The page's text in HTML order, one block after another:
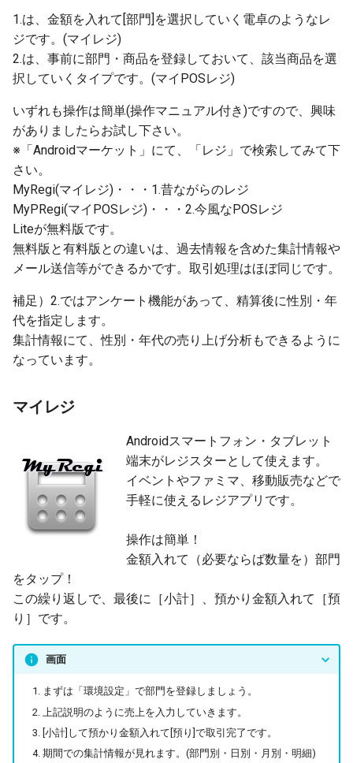
i
n
g
2008
1.は、金額を入れて[部門]を選択していく電卓のようなレ
ジです。(マイレジ)
2.は、事前に部門・商品を登録しておいて、該当商品を選
択していくタイプです。(マイPOSレジ)
いずれも操作は簡単(操作マニュアル付き)ですので、興味
がありましたらお試し下さい。
※「Androidマーケット」にて、「レジ」で検索してみて下
さい。
MyRegi(マイレジ)・・・1.昔ながらのレジ
MyPRegi(マイPOSレジ)・・・2.今風なPOSレジ
Liteが無料版です。
無料版と有料版との違いは、過去情報を含めた集計情報や
メール送信等ができるかです。取引処理はほぼ同じです。
補足）2.ではアンケート機能があって、精算後に性別・年
代を指定します。
集計情報にて、性別・年代の売り上げ分析もできるように
なっています。
マイレジ
Androidスマートフォン・タブレット
端末がレジスターとして使えます。
イベントやファミマ、移動販売などで
手軽に使えるレジアプリです。
操作は簡単！
金額入れて（必要ならば数量を）部門
をタップ！
この繰り返しで、最後に［小計］、預かり金額入れて［預
り］です。
画面
まずは「環境設定」で部門を登録しましょう。
上記説明のように売上を入力していきます。
[小計]して預かり金額入れて[預り]で取引完了です。
期間での集計情報が見れます。(部門別・日別・月別・明細)